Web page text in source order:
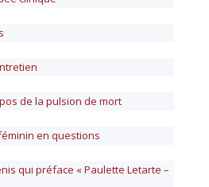
de la pulsion de mort
en questions
qui préface « Paulette Letarte –